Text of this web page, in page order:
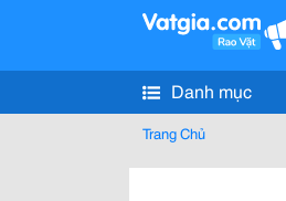
Danh mục
Trang Chủ